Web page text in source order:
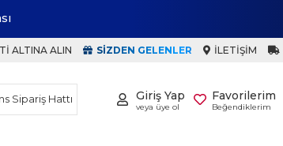
ALTINA ALIN SIZDEN GELENLER İLETIŞIM
Favorilerim
Beğendiklerim
Giriş Yap
veya üye ol
Sipariş Hattı